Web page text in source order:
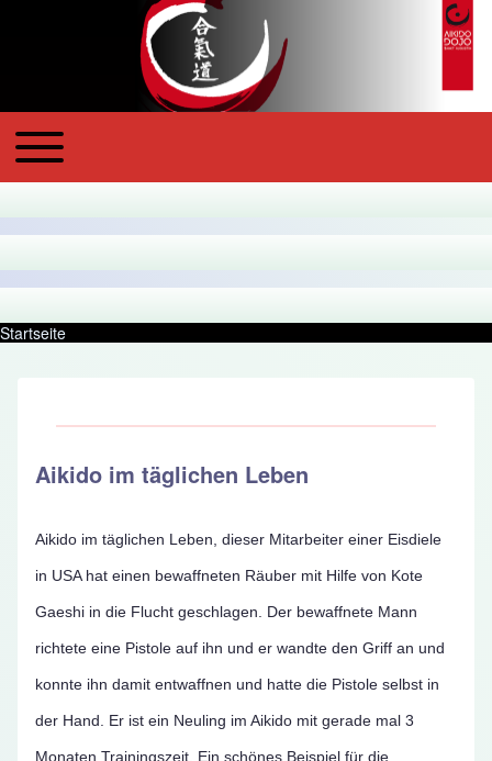
Main navigation
Toggle main menu
Startseite
Aikido im täglichen Leben
Aikido im täglichen Leben, dieser Mitarbeiter einer Eisdiele
in USA hat einen bewaffneten Räuber mit Hilfe von Kote
Gaeshi in die Flucht geschlagen. Der bewaffnete Mann
richtete eine Pistole auf ihn und er wandte den Griff an und
konnte ihn damit entwaffnen und hatte die Pistole selbst in
der Hand. Er ist ein Neuling im Aikido mit gerade mal 3
Monaten Trainingszeit. Ein schönes Beispiel für die